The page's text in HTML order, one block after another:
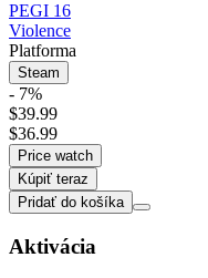
PEGI 16
Violence
Platforma
Steam
- 7%
$39.99
$36.99
Price watch
Kúpiť teraz
Pridať do košíka
Aktivácia